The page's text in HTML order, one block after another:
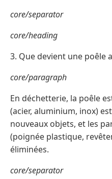
core/separator
core/heading
3. Que devient une poêle
core/paragraph
En déchetterie, la poêle
(acier, aluminium, inox)
nouveaux objets, et les
(poignée plastique,
éliminées.
core/separator